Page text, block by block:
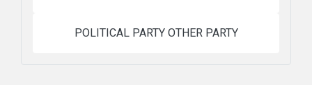
POLITICAL PARTY OTHER PARTY